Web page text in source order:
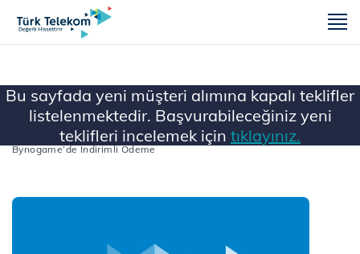
Bu sayfada yeni müşteri alımına kapalı teklifler
listelenmektedir. Başvurabileceğiniz yeni
teklifleri incelemek için tıklayınız.
Ana Sayfa ...
Tüm Faturasız Kampanyalar
Bynogame’de İndirimli Ödeme